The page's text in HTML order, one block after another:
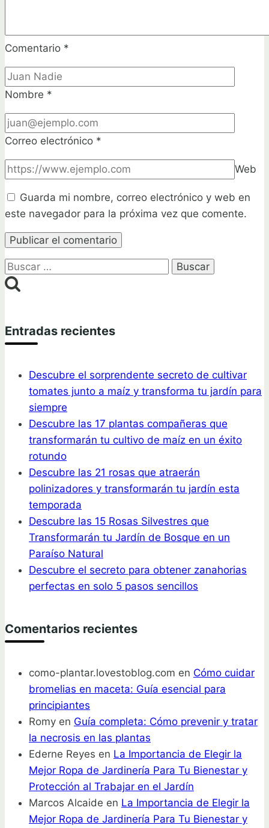
Comentario *
Nombre *
Correo electrónico *
Web
Guarda mi nombre, correo electrónico y web en
este navegador para la próxima vez que comente.
Buscar:
Entradas recientes
Descubre el sorprendente secreto de cultivar
tomates junto a maíz y transforma tu jardín para
siempre
Descubre las 17 plantas compañeras que
transformarán tu cultivo de maíz en un éxito
rotundo
Descubre las 21 rosas que atraerán
polinizadores y transformarán tu jardín esta
temporada
Descubre las 15 Rosas Silvestres que
Transformarán tu Jardín de Bosque en un
Paraíso Natural
Descubre el secreto para obtener zanahorias
perfectas en solo 5 pasos sencillos
Comentarios recientes
como-plantar.lovestoblog.com en Cómo cuidar
bromelias en maceta: Guía esencial para
principiantes
Romy en Guía completa: Cómo prevenir y tratar
la necrosis en las plantas
Ederne Reyes en La Importancia de Elegir la
Mejor Ropa de Jardinería Para Tu Bienestar y
Protección al Trabajar en el Jardín
Marcos Alcaide en La Importancia de Elegir la
Mejor Ropa de Jardinería Para Tu Bienestar y